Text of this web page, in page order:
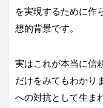
を実現するために作
想的背景です。
実はこれが本当に信
だけをみてもわかり
への対抗として生ま